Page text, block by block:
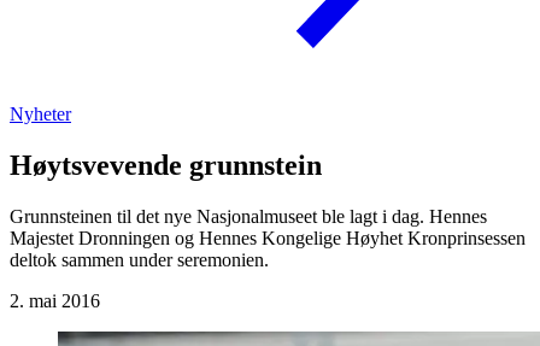
Nyheter
Høytsvevende grunnstein
Grunnsteinen til det nye Nasjonalmuseet ble lagt i dag. Hennes
Majestet Dronningen og Hennes Kongelige Høyhet Kronprinsessen
deltok sammen under seremonien.
2. mai 2016